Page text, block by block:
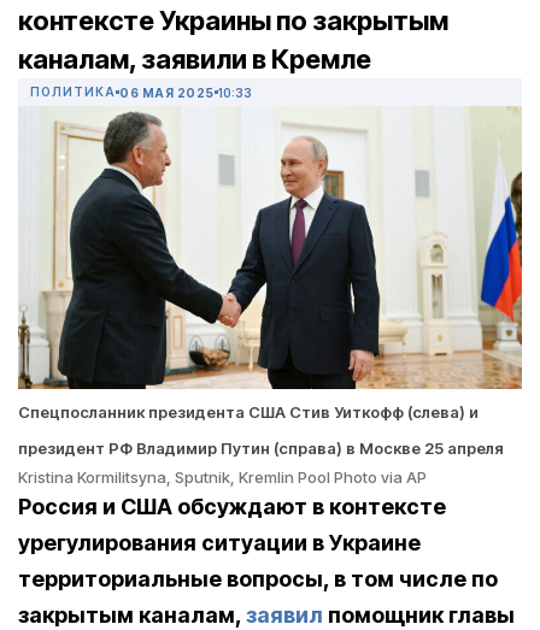
контексте Украины по закрытым
каналам, заявили в Кремле
ПОЛИТИКА 06 МАЯ 2025 10:33
Спецпосланник президента США Стив Уиткофф (слева) и
президент РФ Владимир Путин (справа) в Москве 25 апреля
Kristina Kormilitsyna, Sputnik, Kremlin Pool Photo via AP
Россия и США обсуждают в контексте
урегулирования ситуации в Украине
территориальные вопросы, в том числе по
закрытым каналам, заявил помощник главы